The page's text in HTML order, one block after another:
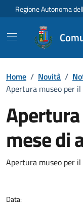
Vai ai contenuti
Vai al Footer
Regione Autonoma
Home / Novità /
Apertura museo per
mese di
Dettagli
Apertura museo per
Data: